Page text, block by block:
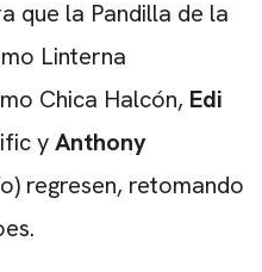
que la Pandilla de la
Linterna
Chica Halcón, Edi
yAnthony
regresen, retomando